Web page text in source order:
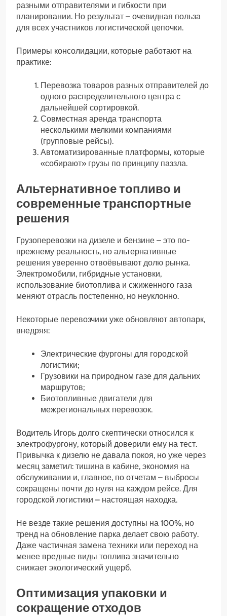
разными отправителями и гибкости при
планировании. Но результат – очевидная польза
для всех участников логистической цепочки.
Примеры консолидации, которые работают на
практике:
Перевозка товаров разных отправителей до
одного распределительного центра с
дальнейшей сортировкой.
Совместная аренда транспорта
несколькими мелкими компаниями
(групповые рейсы).
Автоматизированные платформы, которые
«собирают» грузы по принципу паззла.
Альтернативное топливо и
современные транспортные
решения
Грузоперевозки на дизеле и бензине – это по-
прежнему реальность, но альтернативные
решения уверенно отвоёвывают долю рынка.
Электромобили, гибридные установки,
использование биотоплива и сжиженного газа
меняют отрасль постепенно, но неуклонно.
Некоторые перевозчики уже обновляют автопарк,
внедряя:
Электрические фургоны для городской
логистики;
Грузовики на природном газе для дальних
маршрутов;
Биотопливные двигатели для
межрегиональных перевозок.
Водитель Игорь долго скептически относился к
электрофургону, который доверили ему на тест.
Привычка к дизелю не давала покоя, но уже через
месяц заметил: тишина в кабине, экономия на
обслуживании и, главное, по отчетам – выбросы
сокращены почти до нуля на каждом рейсе. Для
городской логистики – настоящая находка.
Не везде такие решения доступны на 100%, но
тренд на обновление парка делает свою работу.
Даже частичная замена техники или переход на
менее вредные виды топлива значительно
снижает экологический ущерб.
Оптимизация упаковки и
сокращение отходов